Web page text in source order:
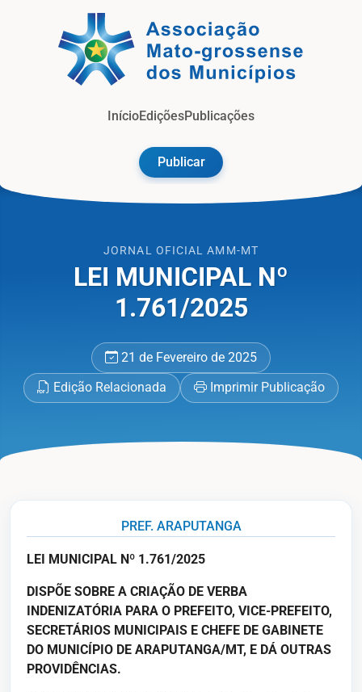
InícioEdiçõesPublicações
Publicar
JORNAL OFICIAL AMM-MT
​LEI MUNICIPAL Nº
1.761/2025
21 de Fevereiro de 2025
Edição Relacionada
Imprimir Publicação
PREF. ARAPUTANGA
LEI MUNICIPAL Nº 1.761/2025
DISPÕE SOBRE A CRIAÇÃO DE VERBA
INDENIZATÓRIA PARA O PREFEITO, VICE-PREFEITO,
SECRETÁRIOS MUNICIPAIS E CHEFE DE GABINETE
DO MUNICÍPIO DE ARAPUTANGA/MT, E DÁ OUTRAS
PROVIDÊNCIAS.